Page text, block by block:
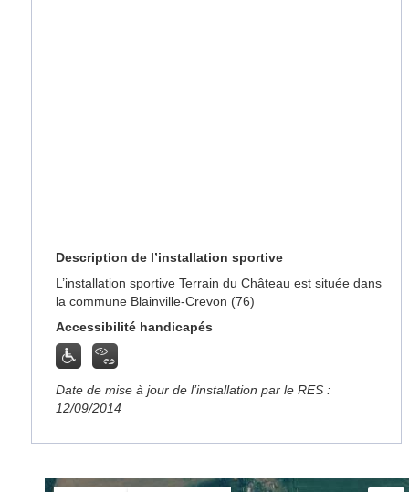
Description de l’installation sportive
L’installation sportive Terrain du Château est située dans
la commune Blainville-Crevon (76)
Accessibilité handicapés
Date de mise à jour de l’installation par le RES :
12/09/2014